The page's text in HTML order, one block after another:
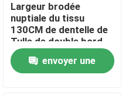
Largeur brodée
nuptiale du tissu
130CM de dentelle de
Tulle de double bord
floral d'habillement
envoyer une